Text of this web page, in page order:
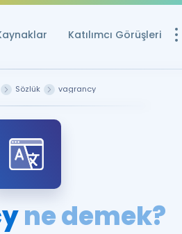
Katılımcı Görüşleri
YDS ve YÖKDİL
Sözlük vagrancy
ne demek?